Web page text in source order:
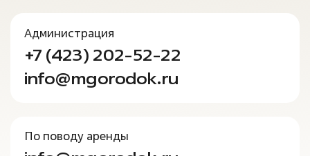
Администрация
+7 (423) 202-52-22
info@mgorodok.ru
По поводу аренды